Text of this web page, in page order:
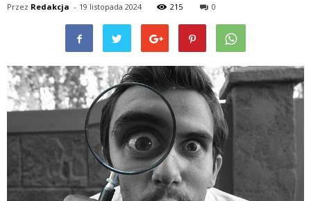
Przez Redakcja - 19 listopada 2024 215 0